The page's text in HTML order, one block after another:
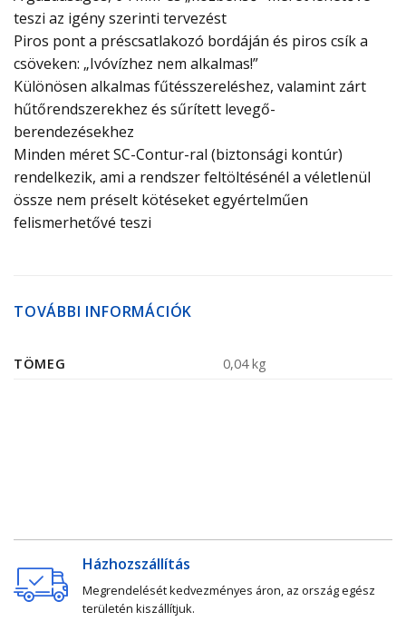
teszi az igény szerinti tervezést
Piros pont a préscsatlakozó bordáján és piros csík a
csöveken: „Ivóvízhez nem alkalmas!”
Különösen alkalmas fűtésszereléshez, valamint zárt
hűtőrendszerekhez és sűrített levegő-
berendezésekhez
Minden méret SC-Contur-ral (biztonsági kontúr)
rendelkezik, ami a rendszer feltöltésénél a véletlenül
össze nem préselt kötéseket egyértelműen
felismerhetővé teszi
TOVÁBBI INFORMÁCIÓK
TÖMEG 0,04 kg
Házhozszállítás
Megrendelését kedvezményes áron, az ország egész
területén kiszállítjuk.